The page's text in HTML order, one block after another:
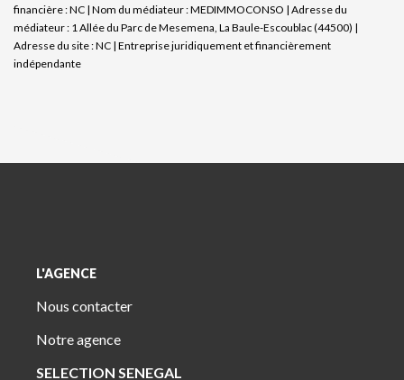
financière : NC | Nom du médiateur : MEDIMMOCONSO | Adresse du
médiateur : 1 Allée du Parc de Mesemena, La Baule-Escoublac (44500) |
Adresse du site : NC | Entreprise juridiquement et financièrement
indépendante
L'AGENCE
Nous contacter
Notre agence
SELECTION SENEGAL